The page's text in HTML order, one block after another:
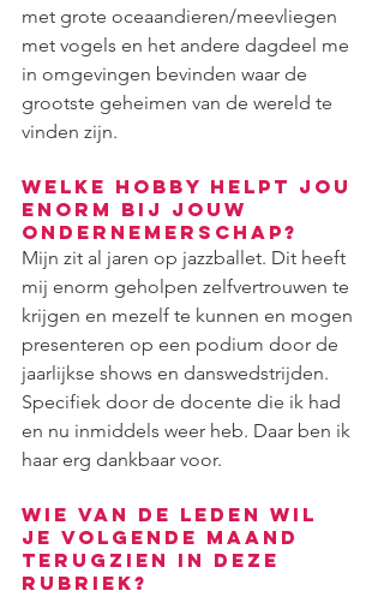
met grote oceaandieren/meevliegen
met vogels en het andere dagdeel me
in omgevingen bevinden waar de
grootste geheimen van de wereld te
vinden zijn.
Welke hobby helpt jou
enorm bij jouw
ondernemerschap?
Mijn zit al jaren op jazzballet. Dit heeft
mij enorm geholpen zelfvertrouwen te
krijgen en mezelf te kunnen en mogen
presenteren op een podium door de
jaarlijkse shows en danswedstrijden.
Specifiek door de docente die ik had
en nu inmiddels weer heb. Daar ben ik
haar erg dankbaar voor.
Wie van de leden wil
je volgende maand
terugzien in deze
rubriek?